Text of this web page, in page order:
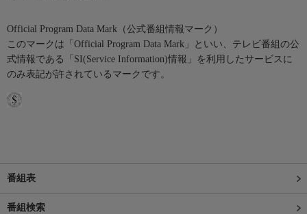
Official Program Data Mark（公式番組情報マーク）
このマークは「Official Program Data Mark」といい、テレビ番組の公
式情報である「SI(Service Information)情報」を利用したサービスに
のみ表記が許されているマークです。
番組表
番組検索